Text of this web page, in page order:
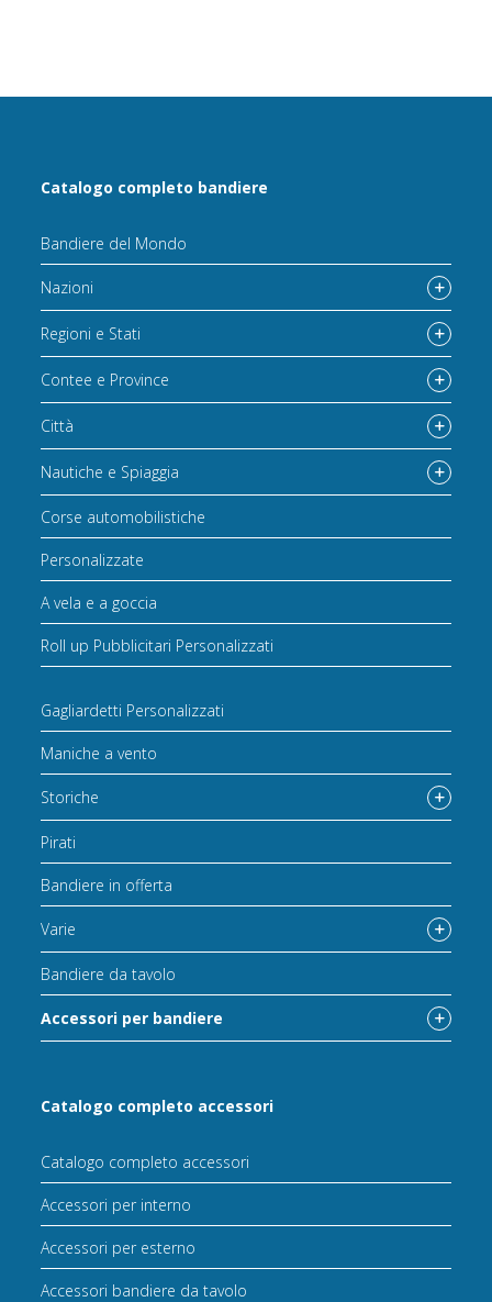
Catalogo completo bandiere
Bandiere del Mondo
Nazioni
Regioni e Stati
Contee e Province
Città
Nautiche e Spiaggia
Corse automobilistiche
Personalizzate
A vela e a goccia
Roll up Pubblicitari Personalizzati
Gagliardetti Personalizzati
Maniche a vento
Storiche
Pirati
Bandiere in offerta
Varie
Bandiere da tavolo
Accessori per bandiere
Catalogo completo accessori
Catalogo completo accessori
Accessori per interno
Accessori per esterno
Accessori bandiere da tavolo